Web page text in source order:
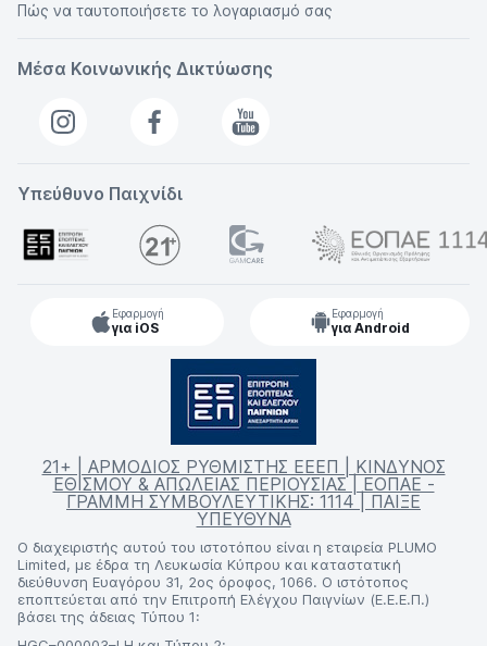
Πώς να ταυτοποιήσετε το λογαριασμό σας
Μέσα Κοινωνικής Δικτύωσης
Υπεύθυνο Παιχνίδι
Εφαρμογή
για iOS
Εφαρμογή
για Android
21+ | ΑΡΜΟΔΙΟΣ ΡΥΘΜΙΣΤΗΣ ΕΕΕΠ | ΚΙΝΔΥΝΟΣ
ΕΘΙΣΜΟΥ & ΑΠΩΛΕΙΑΣ ΠΕΡΙΟΥΣΙΑΣ | ΕΟΠΑΕ -
ΓΡΑΜΜΗ ΣΥΜΒΟΥΛΕΥΤΙΚΗΣ: 1114 | ΠΑΙΞΕ
ΥΠΕΥΘΥΝΑ
Ο διαχειριστής αυτού του ιστοτόπου είναι η εταιρεία PLUMO
Limited, με έδρα τη Λευκωσία Κύπρου και καταστατική
διεύθυνση Ευαγόρου 31, 2ος όροφος, 1066. Ο ιστότοπος
εποπτεύεται από την Επιτροπή Ελέγχου Παιγνίων (Ε.Ε.Ε.Π.)
βάσει της άδειας Τύπου 1: